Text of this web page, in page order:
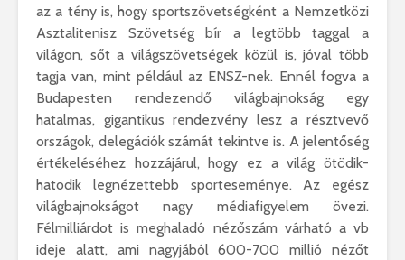
az a tény is, hogy sportszövetségként a Nemzetközi
Asztalitenisz Szövetség bír a legtöbb taggal a
világon, sőt a világszövetségek közül is, jóval több
tagja van, mint például az ENSZ-nek. Ennél fogva a
Budapesten rendezendő világbajnokság egy
hatalmas, gigantikus rendezvény lesz a résztvevő
országok, delegációk számát tekintve is. A jelentőség
értékeléséhez hozzájárul, hogy ez a világ ötödik-
hatodik legnézettebb sporteseménye. Az egész
világbajnokságot nagy médiafigyelem övezi.
Félmilliárdot is meghaladó nézőszám várható a vb
ideje alatt, ami nagyjából 600-700 millió nézőt